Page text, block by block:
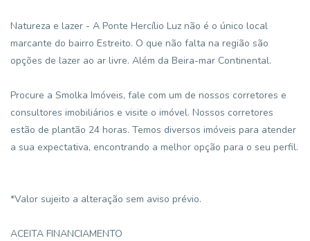
Natureza e lazer - A Ponte Hercílio Luz não é o único local
marcante do bairro Estreito. O que não falta na região são
opções de lazer ao ar livre. Além da Beira-mar Continental.
Procure a Smolka Imóveis, fale com um de nossos corretores e
consultores imobiliários e visite o imóvel. Nossos corretores
estão de plantão 24 horas. Temos diversos imóveis para atender
a sua expectativa, encontrando a melhor opção para o seu perfil.
*Valor sujeito a alteração sem aviso prévio.
ACEITA FINANCIAMENTO